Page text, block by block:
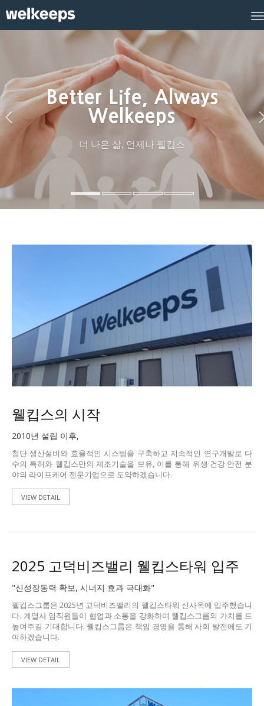
Better Life, Always
Welkeeps
더 나은 삶, 언제나 웰킵스
웰킵스의 시작
2010년 설립 이후,
첨단 생산설비와 효율적인 시스템을 구축하고 지속적인 연구개발로 다
수의 특허와 웰킵스만의 제조기술을 보유, 이를 통해 위생·건강·안전 분
야의 라이프케어 전문기업으로 도약하겠습니다.
VIEW DETAIL
2025 고덕비즈밸리 웰킵스타워 입주
"신성장동력 확보, 시너지 효과 극대화"
웰킵스그룹은 2025년 고덕비즈밸리의 웰킵스타워 신사옥에 입주했습니
다. 계열사 임직원들이 협업과 소통을 강화하며 웰킵스그룹의 가치를 드
높여주길 기대합니다. 웰킵스그룹은 책임 경영을 통해 사회 발전에도 기
여하겠습니다.
VIEW DETAIL